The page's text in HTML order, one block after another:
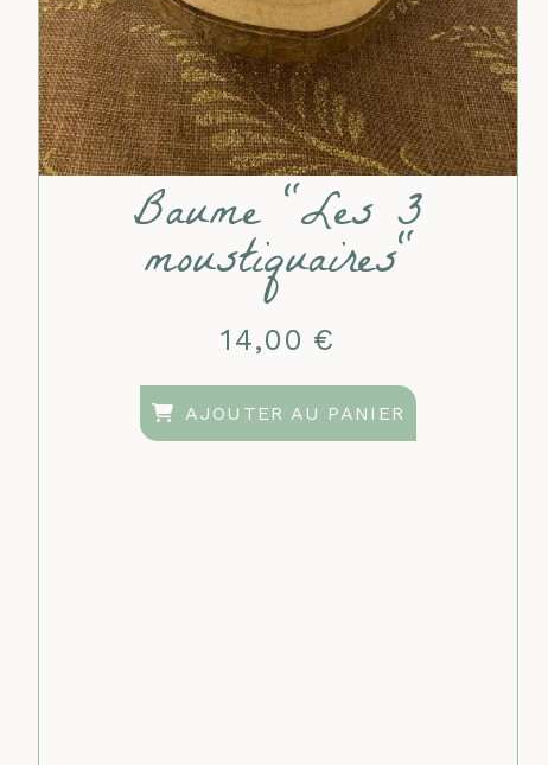
Baume "Les 3
moustiquaires"
14,00 €
AJOUTER AU PANIER